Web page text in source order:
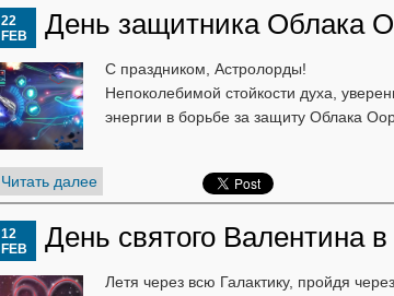
День защитника Облака
22
FEB
С праздником, Астролорды!
Непоколебимой стойкости духа,
энергии в борьбе за защиту Облака
Читать далее
День святого Валентина
12
FEB
Летя через всю Галактику, пройдя